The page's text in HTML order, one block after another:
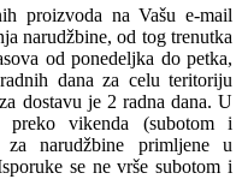
proizvoda na Vašu e-mail
narudžbine, od tog trenutka
od ponedeljka do petka,
dana za celu teritoriju
dostavu je 2 radna dana. U
preko vikenda (subotom i
narudžbine primljene u
se ne vrše subotom i